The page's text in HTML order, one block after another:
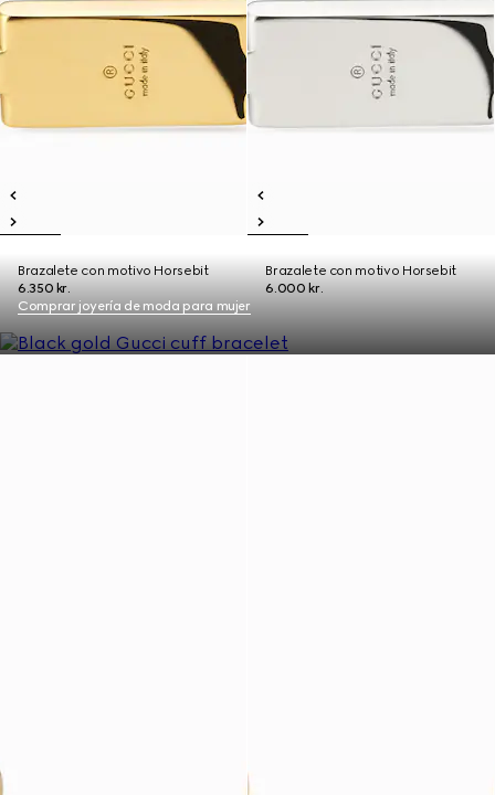
Brazalete con motivo Horsebit
6.350 kr.
Brazalete con motivo Horsebit
6.000 kr.
Comprar joyería de moda para mujer